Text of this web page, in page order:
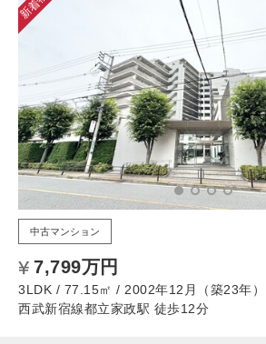
中古マンション
7,799万円
3LDK / 77.15㎡ / 2002年12月（築23年）
西武新宿線都立家政駅 徒歩12分